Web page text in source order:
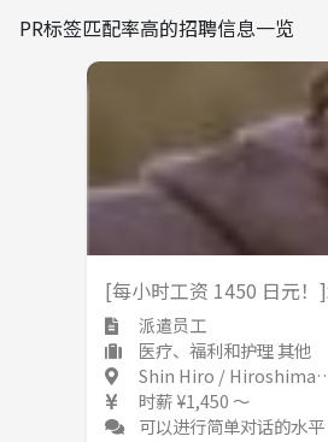
使用日语的频率
PR标签匹配率高的招聘信息一览
[每小时工资 1450 日元
派遣员工
医疗、福利和护理 其他
Shin Hiro / Hiroshima 新広 / 広島県
时薪 ¥1,450 ～
可以进行简单对话的水平